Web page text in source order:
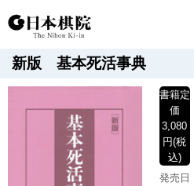
新版 基本死活事典
書籍定
価
3,080
円(税
込)
発売日